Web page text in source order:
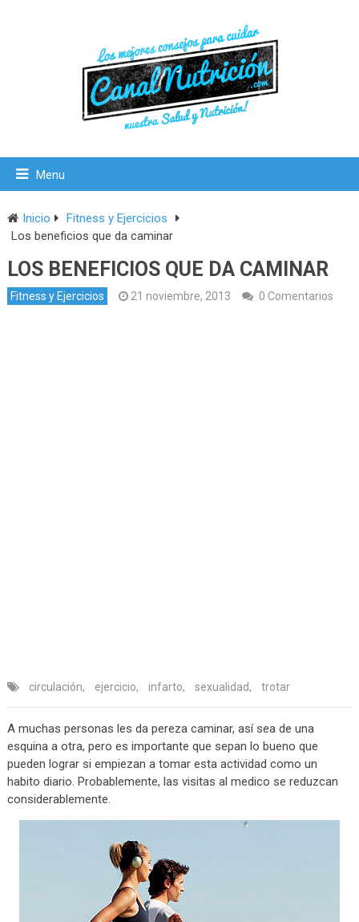
Menu
Inicio
Fitness y Ejercicios
Los beneficios que da caminar
LOS BENEFICIOS QUE DA CAMINAR
Fitness y Ejercicios 21 noviembre, 2013 0 Comentarios
circulación, ejercicio, infarto, sexualidad, trotar
A muchas personas les da pereza caminar, así sea de una
esquina a otra, pero es importante que sepan lo bueno que
pueden lograr si empiezan a tomar esta actividad como un
habito diario. Probablemente, las visitas al medico se reduzcan
considerablemente.